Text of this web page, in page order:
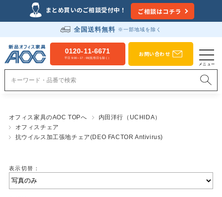
まとめ買いのご相談受付中！ ご相談はコチラ
全国送料無料 ※一部地域を除く
0120-11-6671
平日 9:00～17：00(祝祭日を除く）
お問い合わせ
オフィス家具のAOC TOPへ
内田洋行（UCHIDA）
オフィスチェア
抗ウイルス加工張地チェア(DEO FACTOR Antivirus)
表示切替：